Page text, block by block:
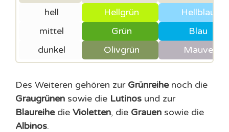
hell
Hellgrün
Hellblau
mittel
Grün
Blau
dunkel
Olivgrün Mauve
Des Weiteren gehören zur Grünreihe noch die
Graugrünen sowie die Lutinos und zur
Blaureihe die Violetten, die Grauen sowie die
Albinos.